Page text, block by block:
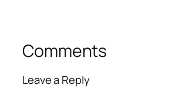
Comments
Leave a Reply